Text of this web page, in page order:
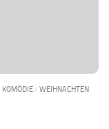
KOMÖDIE/ WEIHNACHTEN